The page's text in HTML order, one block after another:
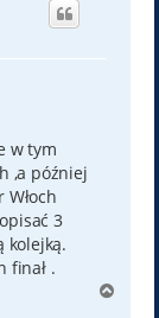
w tym
,a później
3
kolejką.
finał .